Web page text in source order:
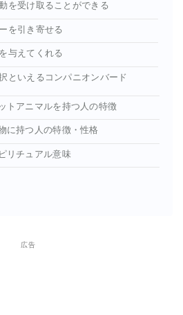
を受け取ることができる
を引き寄せる
与えてくれる
といえるコンパニオンバード
トアニマルを持つ人の特徴
に持つ人の特徴・性格
リチュアル意味
広告